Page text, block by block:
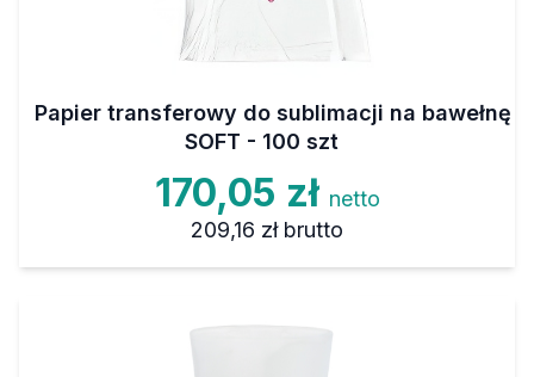
Papier transferowy do sublimacji na bawełnę
SOFT - 100 szt
170,05 zł netto
209,16 zł brutto